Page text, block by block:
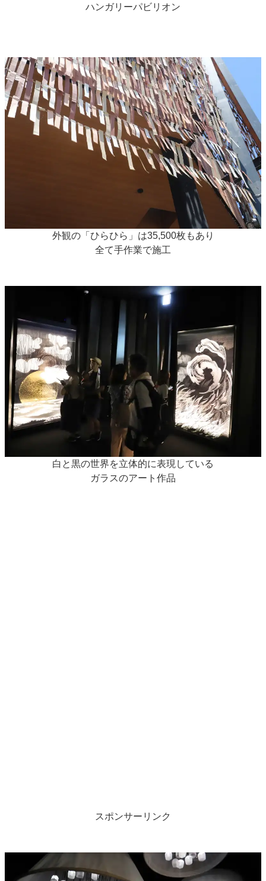
ハンガリーパビリオン
外観の「ひらひら」は35,500枚もあり
全て手作業で施工
白と黒の世界を立体的に表現している
ガラスのアート作品
スポンサーリンク